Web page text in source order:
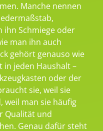
Manche nennen
ihn Schmiege oder
man ihn auch
gehört genauso wie
jeden Haushalt –
oder der
sie, weil sie
weil man sie häufig
Qualität und
Genau dafür steht